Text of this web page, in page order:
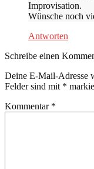
Improvisation.
Wünsche noch
Antworten
Schreibe einen
Deine E-Mail-Adresse
Felder sind mit *
Kommentar *